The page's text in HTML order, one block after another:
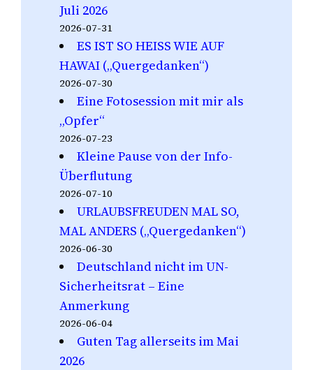
Juli 2026
2026-07-31
ES IST SO HEISS WIE AUF
HAWAI („Quergedanken“)
2026-07-30
Eine Fotosession mit mir als
„Opfer“
2026-07-23
Kleine Pause von der Info-
Überflutung
2026-07-10
URLAUBSFREUDEN MAL SO,
MAL ANDERS („Quergedanken“)
2026-06-30
Deutschland nicht im UN-
Sicherheitsrat – Eine
Anmerkung
2026-06-04
Guten Tag allerseits im Mai
2026